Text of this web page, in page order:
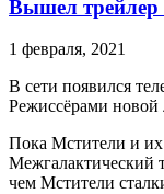
Вышел трейлер
1 февраля, 2021
В сети появился
Режиссёрами новой
Пока Мстители и их
Межгалактический
чем Мстители